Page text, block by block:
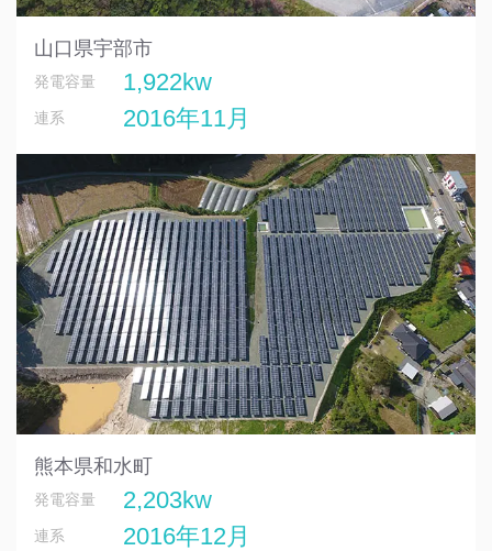
山口県宇部市
発電容量 1,922kw
連系 2016年11月
熊本県和水町
発電容量 2,203kw
連系 2016年12月